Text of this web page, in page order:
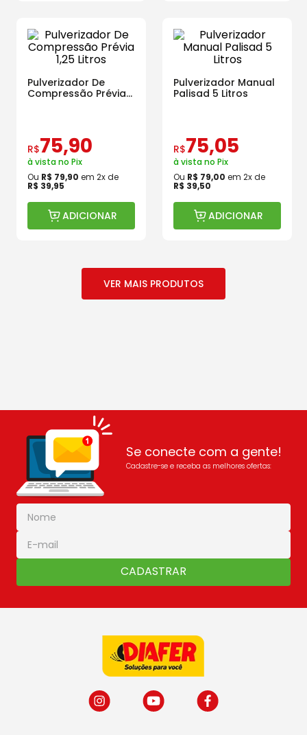
Pulverizador De
Compressão Prévia
1,25 Litros
R$75,90
à vista no Pix
Ou R$ 79,90 em 2x de
R$ 39,95
ADICIONAR
Pulverizador Manual
Palisad 5 Litros
R$75,05
à vista no Pix
Ou R$ 79,00 em 2x de
R$ 39,50
ADICIONAR
Se conecte com a gente!
Cadastre-se e receba as melhores ofertas:
CADASTRAR